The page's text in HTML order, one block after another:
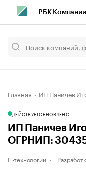
РБК Компании
Главная ИП Паничев
ДЕЙСТВУЕТОБНОВЛЕНО
ИП Паничев
ОГРНИП:
IT-технологии